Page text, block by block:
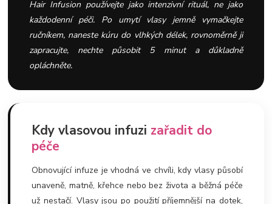
Hair Infusion používejte jako intenzivní rituál, ne jako
každodenní péči. Po umytí vlasy jemně vymačkejte
ručníkem, naneste kúru do vlhkých délek, rovnoměrně ji
zapracujte, nechte působit 5 minut a důkladně
opláchněte.
Kdy vlasovou infuzi zařadit do
péče
Obnovující infuze je vhodná ve chvíli, kdy vlasy působí
unaveně, matně, křehce nebo bez života a běžná péče
už nestačí. Vlasy jsou po použití příjemnější na dotek,